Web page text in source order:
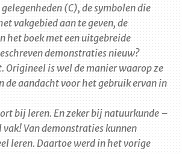
(C), de symbolen die
vakgebied aan te geven, de
het boek met een uitgebreide
demonstraties nieuw?
Origineel is wel de manier waarop ze
de aandacht voor het gebruik ervan in
bij leren. En zeker bij natuurkunde –
Van demonstraties kunnen
leren. Daartoe werd in het vorige